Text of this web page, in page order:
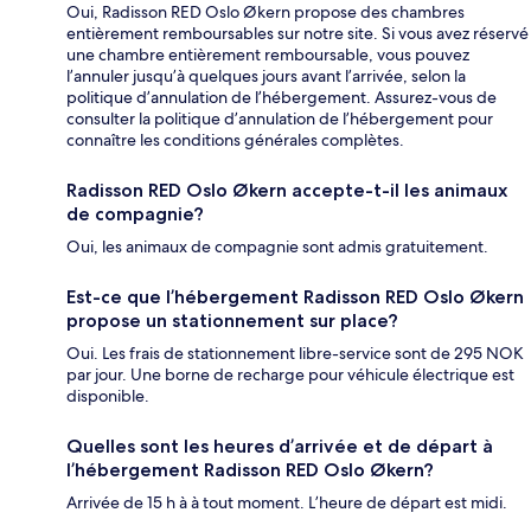
Oui, Radisson RED Oslo Økern propose des chambres
entièrement remboursables sur notre site. Si vous avez réservé
une chambre entièrement remboursable, vous pouvez
l’annuler jusqu’à quelques jours avant l’arrivée, selon la
politique d’annulation de l’hébergement. Assurez-vous de
consulter la politique d’annulation de l’hébergement pour
connaître les conditions générales complètes.
Radisson RED Oslo Økern accepte-t-il les animaux
de compagnie?
Oui, les animaux de compagnie sont admis gratuitement.
Est-ce que l’hébergement Radisson RED Oslo Økern
propose un stationnement sur place?
Oui. Les frais de stationnement libre-service sont de 295 NOK
par jour. Une borne de recharge pour véhicule électrique est
disponible.
Quelles sont les heures d’arrivée et de départ à
l’hébergement Radisson RED Oslo Økern?
Arrivée de 15 h à à tout moment. L’heure de départ est midi.